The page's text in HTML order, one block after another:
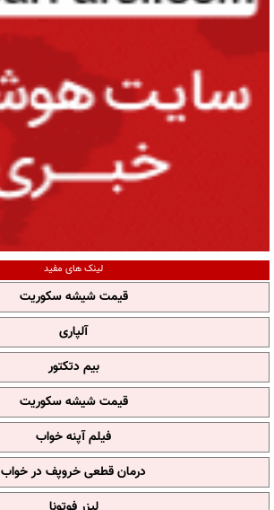
لینک های مفید
قیمت شیشه سکوریت
آلپاری
بیم دتکتور
قیمت شیشه سکوریت
فیلم آپنه خواب
درمان قطعی خروپف در خواب